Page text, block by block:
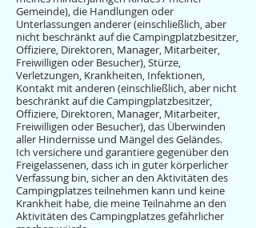
Gemeinde), die Handlungen oder
Unterlassungen anderer (einschließlich, aber
nicht beschränkt auf die Campingplatzbesitzer,
Offiziere, Direktoren, Manager, Mitarbeiter,
Freiwilligen oder Besucher), Stürze,
Verletzungen, Krankheiten, Infektionen,
Kontakt mit anderen (einschließlich, aber nicht
beschränkt auf die Campingplatzbesitzer,
Offiziere, Direktoren, Manager, Mitarbeiter,
Freiwilligen oder Besucher), das Überwinden
aller Hindernisse und Mängel des Geländes.
Ich versichere und garantiere gegenüber den
Freigelassenen, dass ich in guter körperlicher
Verfassung bin, sicher an den Aktivitäten des
Campingplatzes teilnehmen kann und keine
Krankheit habe, die meine Teilnahme an den
Aktivitäten des Campingplatzes gefährlicher